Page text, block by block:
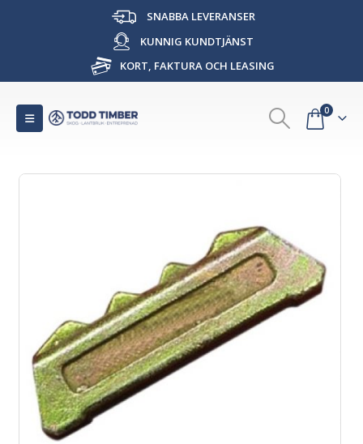
SNABBA LEVERANSER
KUNNIG KUNDTJÄNST
KORT, FAKTURA OCH LEASING
0